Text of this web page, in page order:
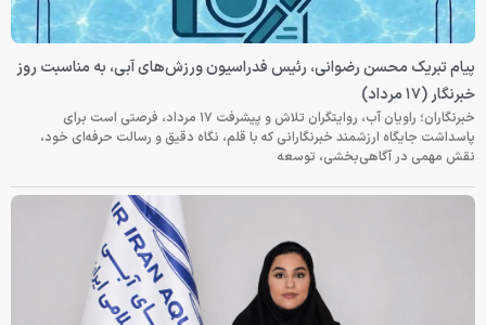
پیام تبریک محسن رضوانی، رئیس فدراسیون ورزش‌های آبی، به مناسبت روز
خبرنگار (۱۷ مرداد)
خبرنگاران؛ راویان آب، روایتگران تلاش و پیشرفت ۱۷ مرداد، فرصتی است برای
پاسداشت جایگاه ارزشمند خبرنگارانی که با قلم، نگاه دقیق و رسالت حرفه‌ای خود،
نقش مهمی در آگاهی‌بخشی، توسعه